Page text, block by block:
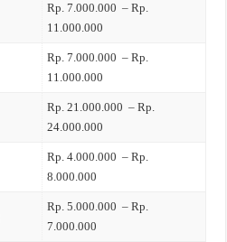
Rp. 7.000.000 – Rp.
11.000.000
Rp. 7.000.000 – Rp.
11.000.000
Rp. 21.000.000 – Rp.
24.000.000
Rp. 4.000.000 – Rp.
8.000.000
Rp. 5.000.000 – Rp.
7.000.000